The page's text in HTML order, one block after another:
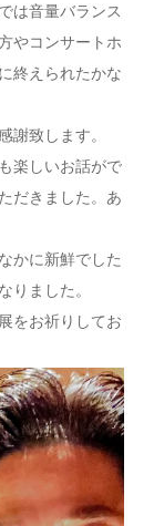
は音量バランス
やコンサートホ
終えられたかな
謝致します。
楽しいお話がで
だきました。あ
かに新鮮でした
りました。
をお祈りしてお